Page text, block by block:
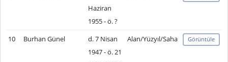
Haziran
1955 - ö. ?
10 Burhan Günel
d. 7 Nisan
1947 - ö. 21
Alan/Yüzyıl/Saha Görüntüle